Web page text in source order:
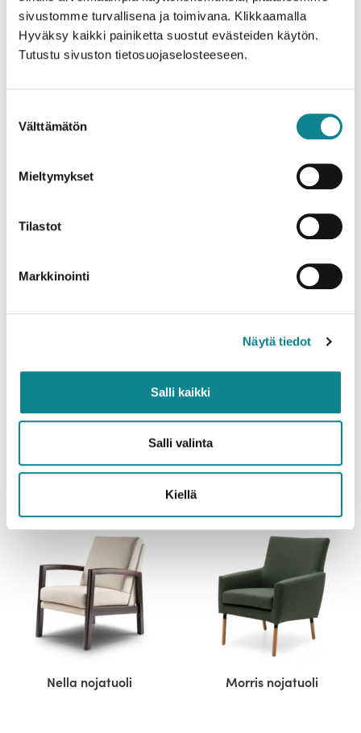
sivustomme turvallisena ja toimivana. Klikkaamalla
Hyväksy kaikki painiketta suostut evästeiden käytön.
Tutustu sivuston tietosuojaselosteeseen.
valinta
Välttämätön
Mieltymykset
Tilastot
Markkinointi
Näytä tiedot
Salli kaikki
Salli valinta
Kiellä
Jukola keinutuoli Kotoisa nojatuoli
Sella nojatuoli Morris korkea nojatuoli
Nella nojatuoli Morris nojatuoli